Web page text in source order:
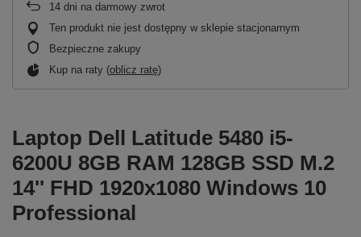
14 dni na darmowy zwrot
Ten produkt nie jest dostępny w sklepie stacjonarnym
Bezpieczne zakupy
Kup na raty (oblicz ratę)
Laptop Dell Latitude 5480 i5-
6200U 8GB RAM 128GB SSD M.2
14'' FHD 1920x1080 Windows 10
Professional